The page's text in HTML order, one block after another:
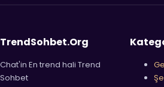
TrendSohbet.Org
Chat'in En trend hali Trend
Sohbet